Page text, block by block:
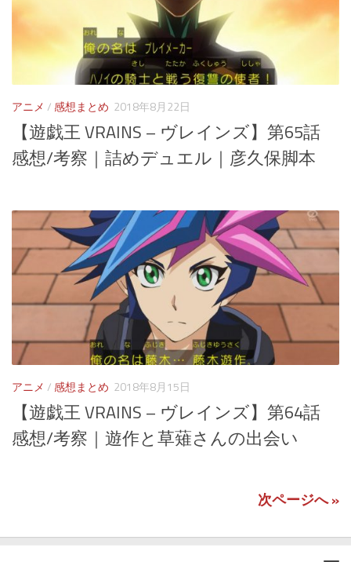
アニメ /感想まとめ 2018年8月22日
【遊戯王 VRAINS – ヴレインズ】第65話
感想/考察｜詰めデュエル｜彦久保脚本
アニメ /感想まとめ 2018年8月15日
【遊戯王 VRAINS – ヴレインズ】第64話
感想/考察｜遊作と草薙さんの出会い
次ページへ »